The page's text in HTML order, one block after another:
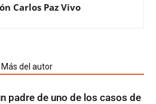
Carlos Paz Vivo
Más del autor
padre de uno de los casos de